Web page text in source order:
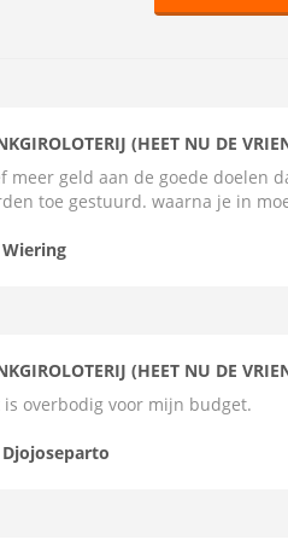
(HEET NU DE
meer geld aan de goede doelen
toe gestuurd. waarna je in
Wiering
(HEET NU DE
is overbodig voor mijn budget.
Djojoseparto